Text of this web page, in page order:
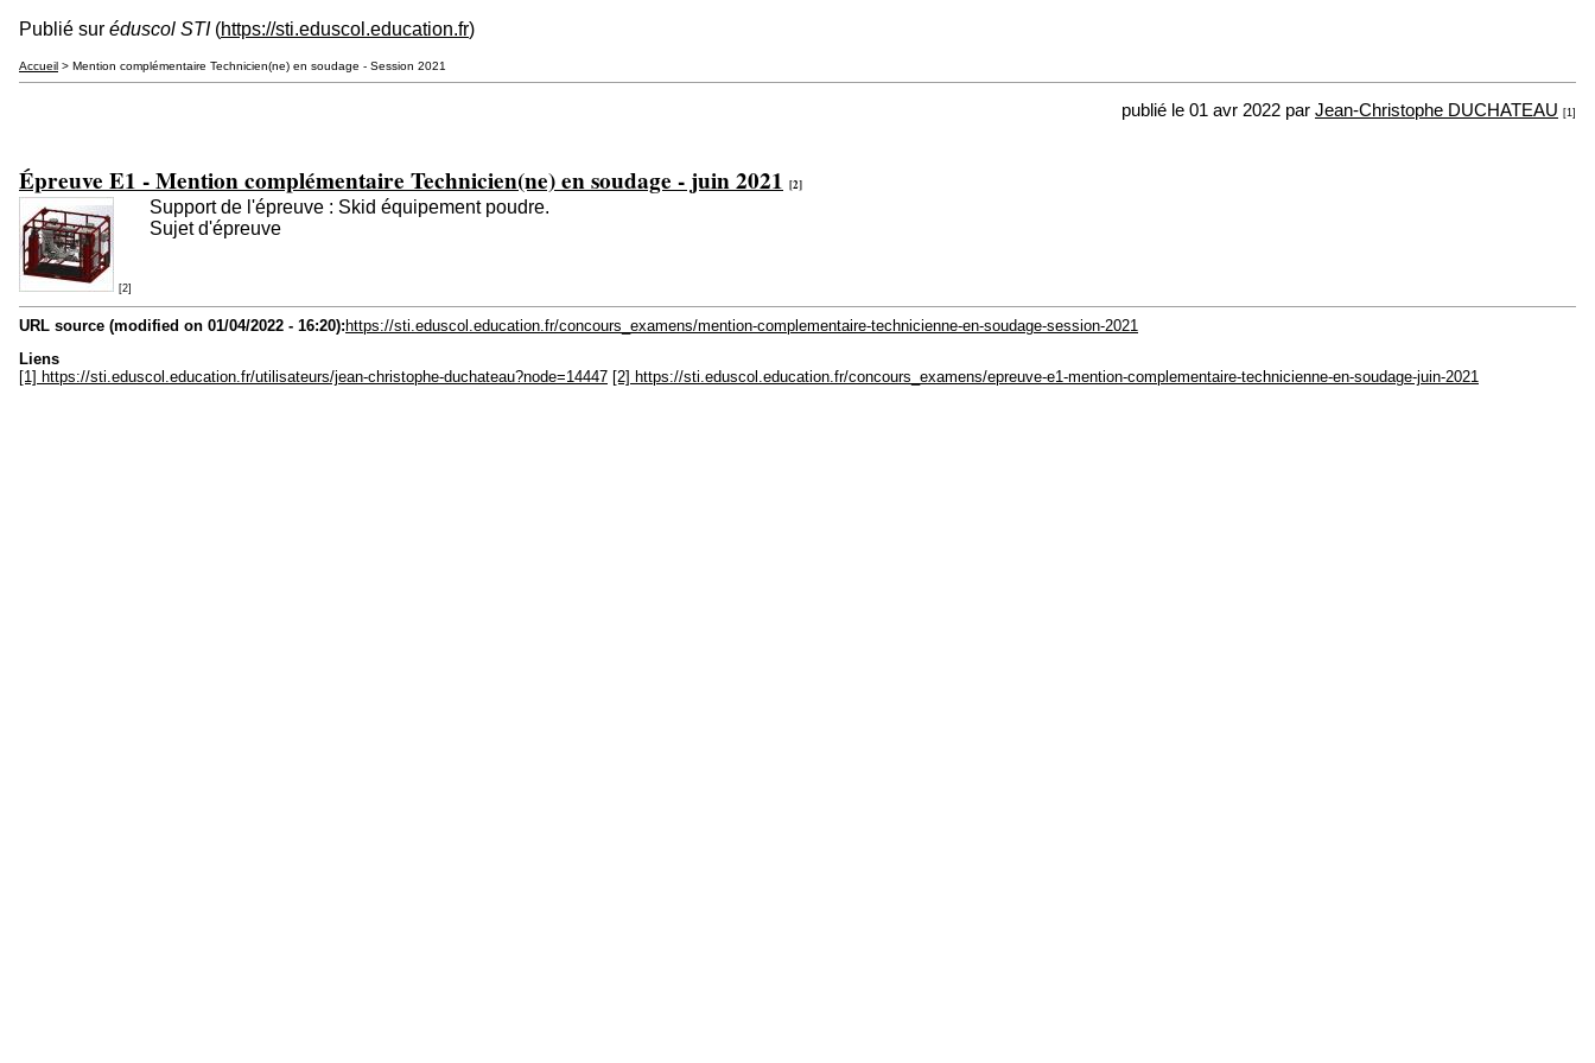
Publié sur éduscol STI(https://sti.eduscol.education.fr)
Accueil > Mention complémentaire Technicien(ne) en soudage - Session 2021
publié le 01 avr 2022 par Jean-Christophe DUCHATEAU [1]
Épreuve E1 - Mention complémentaire Technicien(ne) en soudage - juin 2021 [2]
[2]
Support de l'épreuve : Skid équipement poudre.
Sujet d'épreuve
URL source (modified on 01/04/2022 - 16:20): https://sti.eduscol.education.fr/concours_examens/mention-complementaire-technicienne-en-soudage-session-2021
Liens
[1] https://sti.eduscol.education.fr/utilisateurs/jean-christophe-duchateau?node=14447 [2] https://sti.eduscol.education.fr/concours_examens/epreuve-e1-mention-complementaire-technicienne-en-soudage-juin-2021